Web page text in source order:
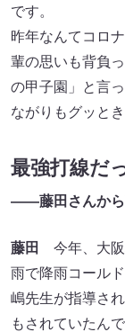
です。
昨年なんてコロ
輩の思いも背負
の甲子園」と言
ながりもグッとき
最強打線だ
——藤田さんか
藤田
今年、大阪
雨で降雨コール
嶋先生が指導さ
もされていたん